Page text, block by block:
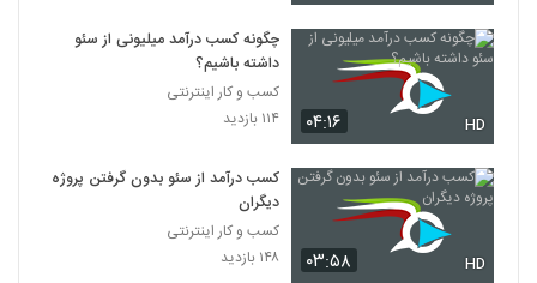
۰۴:۱۶ HD
چگونه کسب درآمد میلیونی از سئو
داشته باشیم؟
کسب و کار اینترنتی
۱۱۴ بازدید
۰۳:۵۸ HD
کسب درآمد از سئو بدون گرفتن پروژه
دیگران
کسب و کار اینترنتی
۱۴۸ بازدید